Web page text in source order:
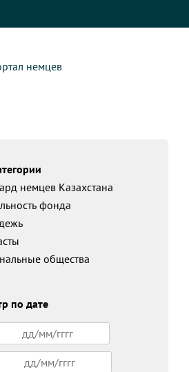
немцев Казахстана
фонда
общества
по дате